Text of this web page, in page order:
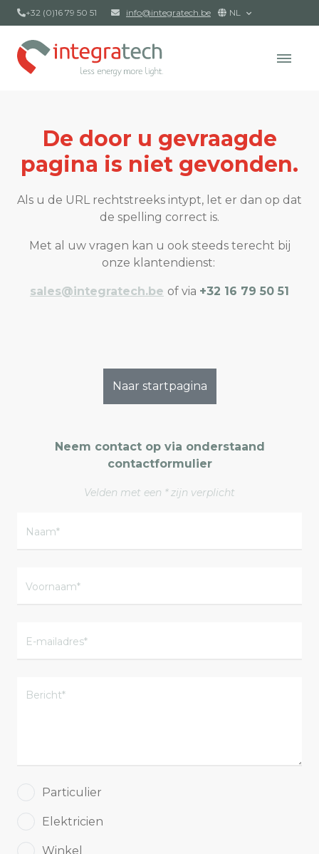
+32 (0)16 79 50 51 info@integratech.be NL
De door u gevraagde
pagina is niet gevonden.
Als u de URL rechtstreeks intypt, let er dan op dat
de spelling correct is.
Met al uw vragen kan u ook steeds terecht bij
onze klantendienst:
sales@integratech.be of via +32 16 79 50 51
Naar startpagina
Neem contact op via onderstaand
contactformulier
Velden met een * zijn verplicht
Particulier
Elektricien
Winkel